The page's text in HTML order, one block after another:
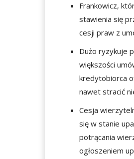
Frankowicz,
stawienia się
cesji praw z
Dużo ryzykuje
większości
kredytobiorca
nawet stracić
Cesja
się w stanie
potrącania
ogłoszeniem